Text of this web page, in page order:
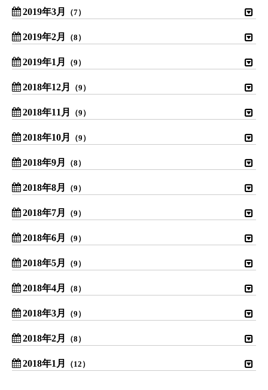
2019年3月 （7）
2019年2月 （8）
2019年1月 （9）
2018年12月 （9）
2018年11月 （9）
2018年10月 （9）
2018年9月 （8）
2018年8月 （9）
2018年7月 （9）
2018年6月 （9）
2018年5月 （9）
2018年4月 （8）
2018年3月 （9）
2018年2月 （8）
2018年1月 （12）